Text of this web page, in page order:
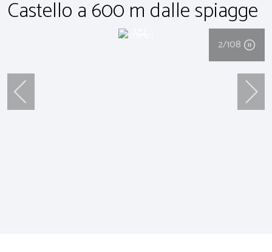
Castello a 600 m dalle spiagge
2/108